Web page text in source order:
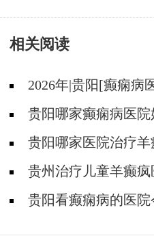
相关阅读
2026年|贵阳[癫痫病
对身体有影响吗?
贵阳哪家癫痫病医
解吗?贵阳哪家医院治疗
身体有什么危害?
贵州治疗儿童羊癫
羊儿疯好?
贵阳看癫痫病的医